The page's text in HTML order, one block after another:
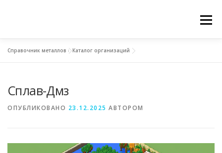
Меню
МЕТАЛЛЫ И ОКРУЖАЮЩАЯ СРЕДА
Справочник металлов »Каталог организаций
Сплав-Дмз
ОПУБЛИКОВАНО 23.12.2025 АВТОРОМ